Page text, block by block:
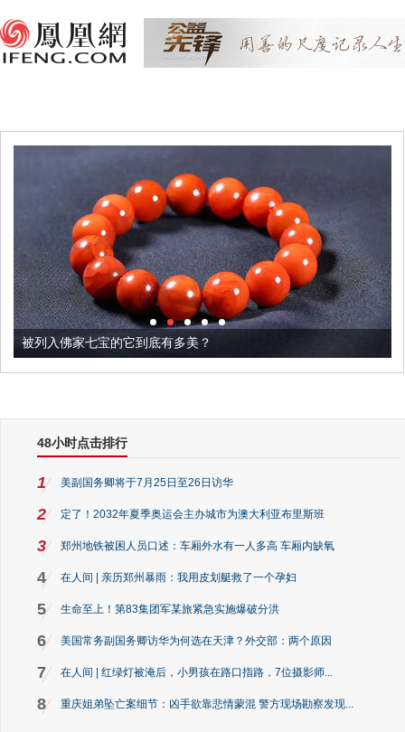
被列入佛家七宝的它到底有多美？
48小时点击排行
1 美副国务卿将于7月25日至26日访华
2 定了！2032年夏季奥运会主办城市为澳大利亚布里斯班
3 郑州地铁被困人员口述：车厢外水有一人多高 车厢内缺氧
4 在人间 | 亲历郑州暴雨：我用皮划艇救了一个孕妇
5 生命至上！第83集团军某旅紧急实施爆破分洪
6 美国常务副国务卿访华为何选在天津？外交部：两个原因
7 在人间 | 红绿灯被淹后，小男孩在路口指路，7位摄影师...
8 重庆姐弟坠亡案细节：凶手欲靠悲情蒙混 警方现场勘察发现...